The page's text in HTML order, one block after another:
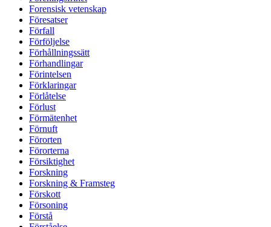
Forensisk vetenskap
Föresatser
Förfall
Förföljelse
Förhållningssätt
Förhandlingar
Förintelsen
Förklaringar
Förlåtelse
Förlust
Förmätenhet
Förnuft
Förorten
Förorterna
Försiktighet
Forskning
Forskning & Framsteg
Förskott
Försoning
Förstå